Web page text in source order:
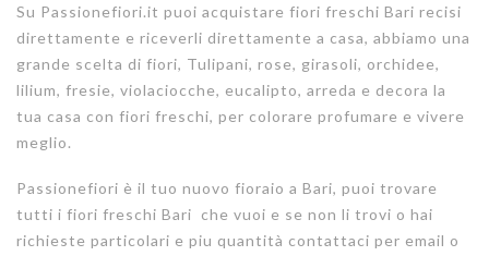
Su Passionefiori.it puoi acquistare fiori freschi Bari recisi
direttamente e riceverli direttamente a casa, abbiamo una
grande scelta di fiori, Tulipani, rose, girasoli, orchidee,
lilium, fresie, violaciocche, eucalipto, arreda e decora la
tua casa con fiori freschi, per colorare profumare e vivere
meglio.
Passionefiori è il tuo nuovo fioraio a Bari, puoi trovare
tutti i fiori freschi Bari che vuoi e se non li trovi o hai
richieste particolari e piu quantità contattaci per email o